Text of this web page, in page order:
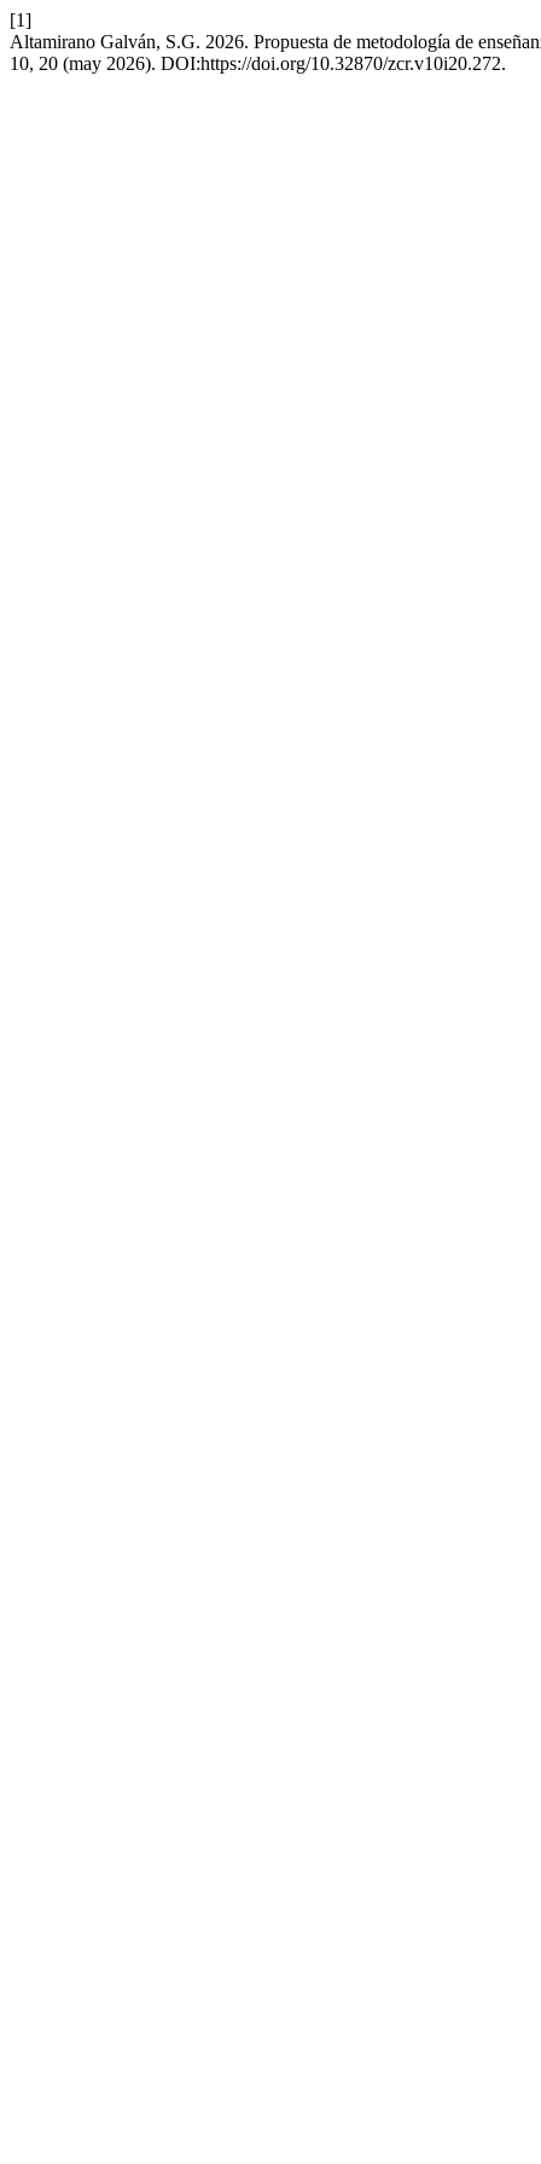
[1]
Altamirano Galván, S.G. 2026. Propuesta de metodología de
10, 20 (may 2026). DOI:https://doi.org/10.32870/zcr.v10i20.272.